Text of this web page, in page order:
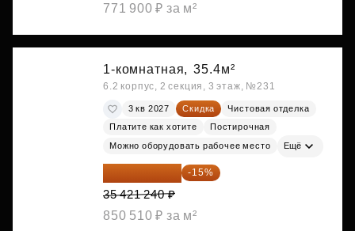
771 900 ₽ за м²
1-комнатная, 35.4м²
6.2 корпус, 2 секция, 3 этаж, №231
3 кв 2027 Скидка
Чистовая отделка
Платите как хотите
Постирочная
Можно оборудовать рабочее место Ещё
30 108 054 ₽ -15%
35 421 240 ₽
850 510 ₽ за м²